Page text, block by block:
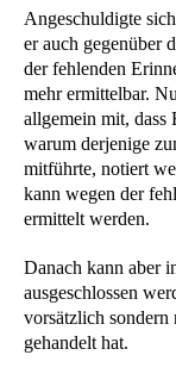
Angeschuldigte
er auch gegenüber
der fehlenden
mehr ermittelbar.
allgemein mit, dass
warum derjenige
mitführte, notiert
kann wegen der
ermittelt werden.
Danach kann aber
ausgeschlossen
vorsätzlich
gehandelt hat.